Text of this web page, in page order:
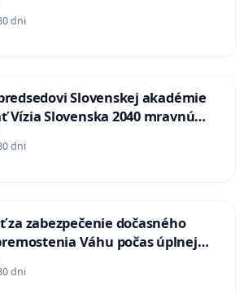
dni
Slovenskej akadémie
Vízia Slovenska 2040 mravnú
dni
za zabezpečenie dočasného
Váhu počas úplnej
mosta v Komárne
dni